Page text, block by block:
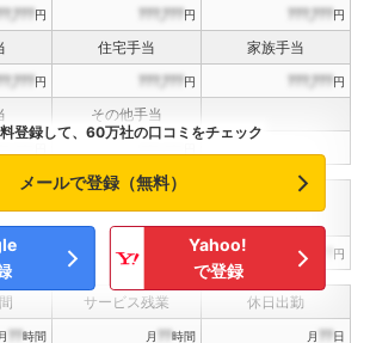
円 ???,???円 ???,???円
住宅手当
家族手当
円 ???,???円 ???,???円
その他手当
インセンティブ賞与
決算賞与
???,??? 円 ???,??? 円
サービス残業 休日出勤
月 ??時間 月 ??時間 月 ??日
登録して、60万社の口コミをチェック
メールで登録（無料）
Yahoo!
で登録